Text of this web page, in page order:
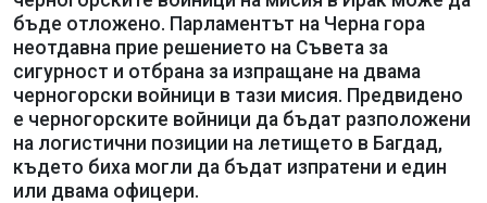
бъде отложено. Парламентът на Черна гора
неотдавна прие решението на Съвета за
сигурност и отбрана за изпращане на двама
черногорски войници в тази мисия. Предвидено
е черногорските войници да бъдат разположени
на логистични позиции на летището в Багдад,
където биха могли да бъдат изпратени и един
или двама офицери.